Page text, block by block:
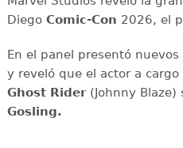
Diego Comic-Con 2026, el
En el panel presentó
y reveló que el actor a
Ghost Rider(Johnny Blaze)
Gosling.